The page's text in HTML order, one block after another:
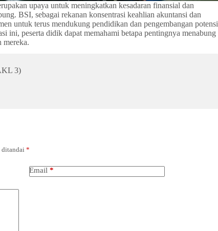
upaya untuk meningkatkan kesadaran finansial dan
BSI, sebagai rekanan konsentrasi keahlian akuntansi dan
untuk terus mendukung pendidikan dan pengembangan potensi
ini, peserta didik dapat memahami betapa pentingnya menabung
mereka.
3)
ditandai *
Email *